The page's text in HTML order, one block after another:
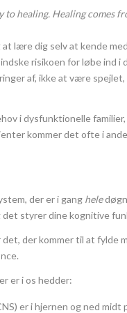
to healing. Healing comes
lære dig selv at kende
risikoen for løbe
af, ikke at være
i dysfunktionelle
kommer det ofte i
der er i gang hele
det styrer dine kognitive
der kommer til at fylde
er i os hedder:
er i hjernen og ned midt